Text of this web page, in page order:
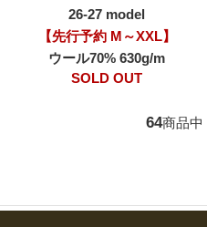
26-27 model
【先行予約 M～XXL】
ウール70% 630g/m
SOLD OUT
64商品中